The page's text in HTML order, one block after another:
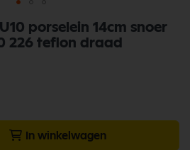
porselein 14cm snoer
226 teflon draad
In winkelwagen